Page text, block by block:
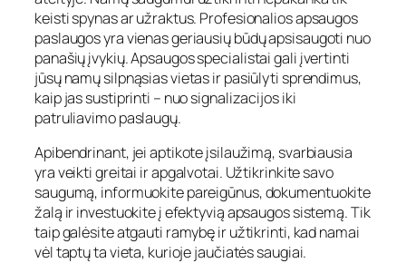
keisti spynas ar užraktus. Profesionalios apsaugos
paslaugos yra vienas geriausių būdų apsisaugoti nuo
panašių įvykių. Apsaugos specialistai gali įvertinti
jūsų namų silpnąsias vietas ir pasiūlyti sprendimus,
kaip jas sustiprinti – nuo signalizacijos iki
patruliavimo paslaugų.
Apibendrinant, jei aptikote įsilaužimą, svarbiausia
yra veikti greitai ir apgalvotai. Užtikrinkite savo
saugumą, informuokite pareigūnus, dokumentuokite
žalą ir investuokite į efektyvią apsaugos sistemą. Tik
taip galėsite atgauti ramybę ir užtikrinti, kad namai
vėl taptų ta vieta, kurioje jaučiatės saugiai.